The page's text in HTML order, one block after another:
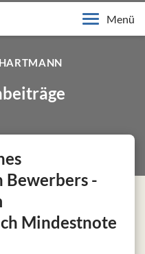
Menü
Bewerbers -
Mindestnote